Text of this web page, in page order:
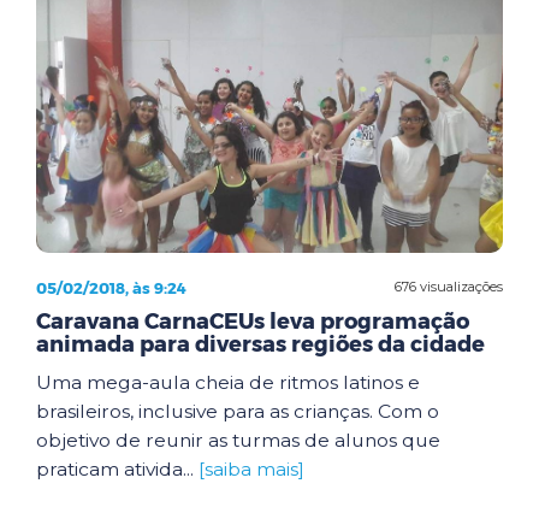
676 visualizações
05/02/2018, às 9:24
Caravana CarnaCEUs leva programação
animada para diversas regiões da cidade
Uma mega-aula cheia de ritmos latinos e
brasileiros, inclusive para as crianças. Com o
objetivo de reunir as turmas de alunos que
praticam ativida... [saiba mais]